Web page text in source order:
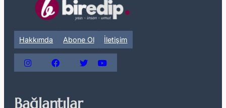
Hakkımda Abone Ol İletişim
Bağlantılar